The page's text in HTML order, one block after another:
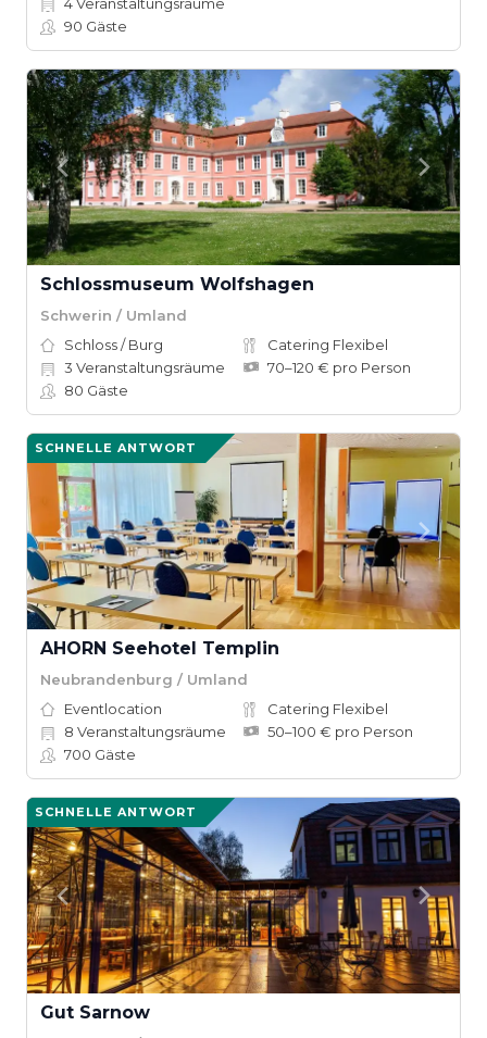
90 Gäste
Schlossmuseum Wolfshagen
Schwerin / Umland
Schloss / Burg
Catering Flexibel
3 Veranstaltungsräume
70–120 € pro Person
80 Gäste
SCHNELLE ANTWORT
AHORN Seehotel Templin
Neubrandenburg / Umland
Eventlocation
Catering Flexibel
8 Veranstaltungsräume
50–100 € pro Person
700 Gäste
SCHNELLE ANTWORT
Gut Sarnow